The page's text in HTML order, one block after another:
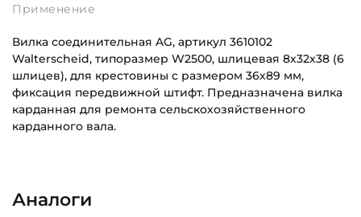
Применение
Вилка соединительная AG, артикул 3610102
Walterscheid, типоразмер W2500, шлицевая 8х32х38 (6
шлицев), для крестовины с размером 36х89 мм,
фиксация передвижной штифт. Предназначена вилка
карданная для ремонта сельскохозяйственного
карданного вала.
Тип соединения 1:
Категория:
Аналоги